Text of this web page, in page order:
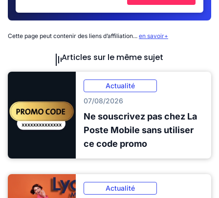
Cette page peut contenir des liens d’affiliation... en savoir+
Articles sur le même sujet
Actualité
07/08/2026
Ne souscrivez pas chez La
Poste Mobile sans utiliser
ce code promo
Actualité